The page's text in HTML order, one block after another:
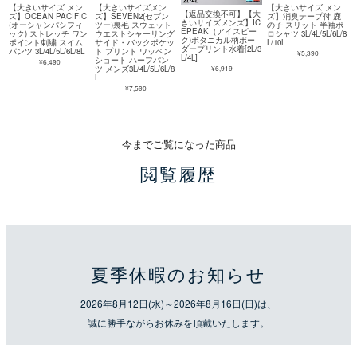
【大きいサイズ メン
ズ】OCEAN PACIFIC
(オーシャンパシフィ
ック) ストレッチ ワン
ポイント刺繍 スイム
パンツ 3L/4L/5L/6L/8L
¥6,490
【大きいサイズメン
ズ】SEVEN2(セブン
ツー)裏毛 スウェット
ウエストシャーリング
サイド・バックポケッ
ト プリント ワッペン
ショート ハーフパン
ツ メンズ3L/4L/5L/6L/8
L
¥7,590
【返品交換不可】【大
きいサイズメンズ】IC
EPEAK（アイスピー
ク)ボタニカル柄ボー
ダープリント水着[2L/3
L/4L]
¥6,919
【大きいサイズ メン
ズ】消臭テープ付 鹿
の子 スリット 半袖ポ
ロシャツ 3L/4L/5L/6L/8
L/10L
¥5,390
今までご覧になった商品
閲覧履歴
夏季休暇のお知らせ
2026年8月12日(水)～2026年8月16日(日)は、
誠に勝手ながらお休みを頂戴いたします。